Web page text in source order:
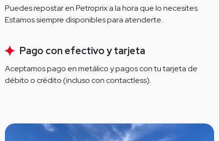
Puedes repostar en Petroprix a la hora que lo necesites.
Estamos siempre disponibles para atenderte.
Pago con efectivo y tarjeta
Aceptamos pago en metálico y pagos con tu tarjeta de
débito o crédito (incluso con contactless).